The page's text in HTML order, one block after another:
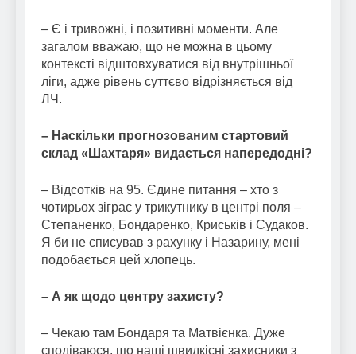
– Є і тривожні, і позитивні моменти. Але
загалом вважаю, що не можна в цьому
контексті відштовхуватися від внутрішньої
ліги, адже рівень суттєво відрізняється від
ЛЧ.
– Наскільки прогнозованим стартовий
склад «Шахтаря» видається напередодні?
– Відсотків на 95. Єдине питання – хто з
чотирьох зіграє у трикутнику в центрі поля –
Степаненко, Бондаренко, Криськів і Судаков.
Я би не списував з рахунку і Назарину, мені
подобається цей хлопець.
– А як щодо центру захисту?
– Чекаю там Бондаря та Матвієнка. Дуже
сподіваюся, що наші швидкісні захисники з